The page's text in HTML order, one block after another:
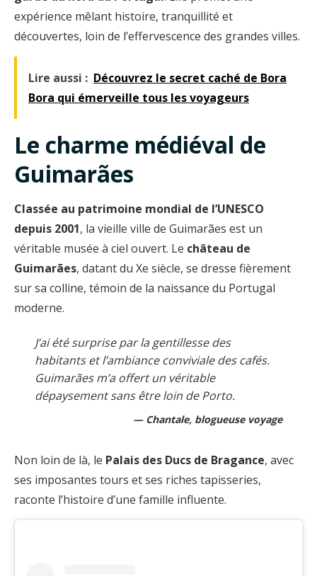
expérience mêlant histoire, tranquillité et
découvertes, loin de l’effervescence des grandes villes.
Lire aussi : Découvrez le secret caché de Bora
Bora qui émerveille tous les voyageurs
Le charme médiéval de
Guimarães
Classée au patrimoine mondial de l’UNESCO
depuis 2001, la vieille ville de Guimarães est un
véritable musée à ciel ouvert. Le château de
Guimarães, datant du Xe siècle, se dresse fièrement
sur sa colline, témoin de la naissance du Portugal
moderne.
J’ai été surprise par la gentillesse des
habitants et l’ambiance conviviale des cafés.
Guimarães m’a offert un véritable
dépaysement sans être loin de Porto.
Chantale, blogueuse voyage
Non loin de là, le Palais des Ducs de Bragance, avec
ses imposantes tours et ses riches tapisseries,
raconte l’histoire d’une famille influente.